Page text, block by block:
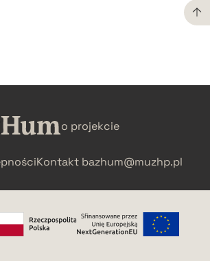
o projekcie
Kontakt bazhum@muzhp.pl